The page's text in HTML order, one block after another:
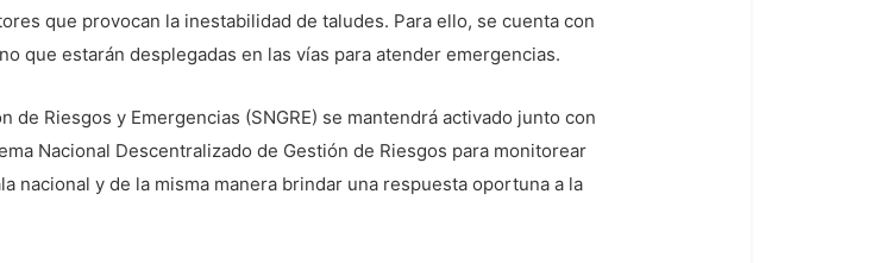
que provocan la inestabilidad de taludes. Para ello, se cuenta con
que estarán desplegadas en las vías para atender emergencias.
de Riesgos y Emergencias (SNGRE) se mantendrá activado junto con
Nacional Descentralizado de Gestión de Riesgos para monitorear
nacional y de la misma manera brindar una respuesta oportuna a la